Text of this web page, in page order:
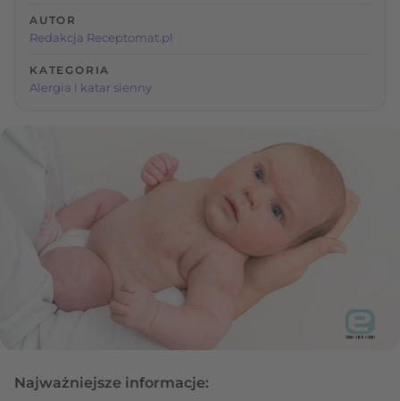
AUTOR
Redakcja Receptomat.pl
KATEGORIA
Alergia i katar sienny
Najważniejsze informacje: